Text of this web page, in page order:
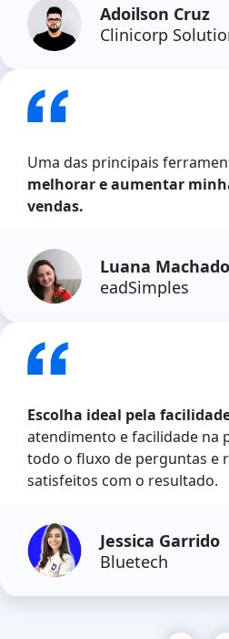
Adoilson Cruz
Clinicorp
Uma das principais
melhorar e aumentar
vendas.
Luana Machado
eadSimples
Escolha ideal pela
atendimento e facilidade na
todo o fluxo de perguntas e
satisfeitos com o resultado.
Jessica Garrido
Bluetech